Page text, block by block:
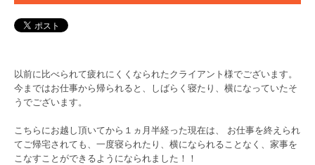
以前に比べられて疲れにくくなられたクライアント様でございます。
今まではお仕事から帰られると、しばらく寝たり、横になっていたそ
うでございます。
こちらにお越し頂いてから１ヵ月半経った現在は、 お仕事を終えられ
てご帰宅されても、一度寝られたり、横になられることなく、家事を
こなすことができるようになられました！！